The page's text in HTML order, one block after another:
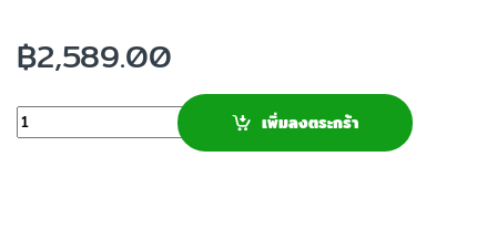
฿2,589.00
จำนวน เพิ่มลงตระกร้า